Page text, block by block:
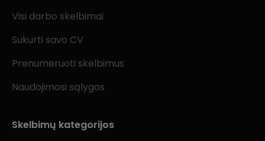
Visi darbo skelbimai
Sukurti savo CV
Prenumeruoti skelbimus
Naudojimosi sąlygos
Skelbimų kategorijos